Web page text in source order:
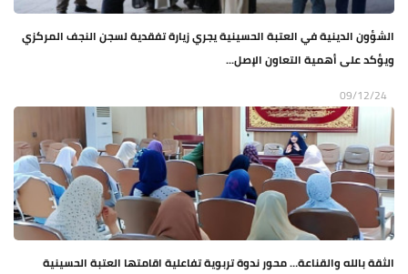
الشؤون الدينية في العتبة الحسينية يجري زيارة تفقدية لسجن النجف المركزي
ويؤكد على أهمية التعاون الإصل...
09/12/24
الثقة بالله والقناعة… محور ندوة تربوية تفاعلية اقامتها العتبة الحسينية